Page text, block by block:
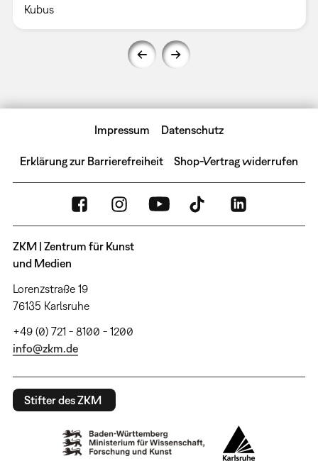
Kubus
Impressum Datenschutz
Erklärung zur Barrierefreiheit Shop-Vertrag widerrufen
ZKM | Zentrum für Kunst
und Medien
Lorenzstraße 19
76135 Karlsruhe
+49 (0) 721 - 8100 - 1200
info@zkm.de
Stifter des ZKM